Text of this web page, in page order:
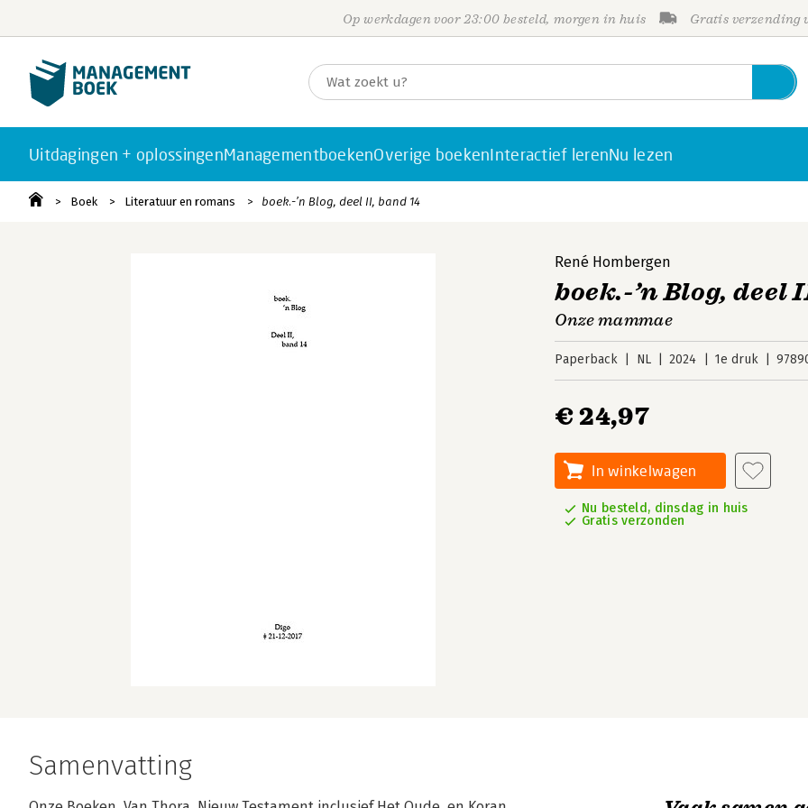
Op werkdagen voor 23:00 besteld, morgen in huis Gratis verzending
Uitdagingen + oplossingenManagementboekenOverige boekenInteractief lerenNu lezen
Boek Literatuur en romans boek.-’n Blog, deel II, band 14
René Hombergen
boek.-’n Blog, deel
Onze mammae
Paperback NL 2024 1e druk
€ 24,97
In winkelwagen
Nu besteld, dinsdag in huis
Gratis verzonden
Samenvatting